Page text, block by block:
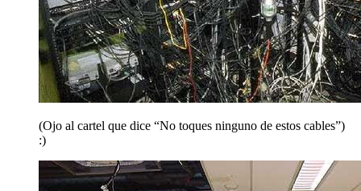
(Ojo al cartel que dice “No toques ninguno de estos cables”)
:)